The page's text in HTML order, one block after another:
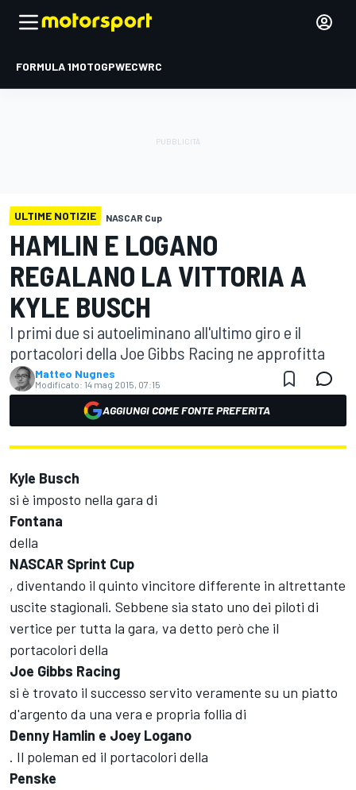
FORMULA 1MOTOGPWECWRC
ULTIME NOTIZIE NASCAR Cup
HAMLIN E LOGANO
REGALANO LA VITTORIA A
KYLE BUSCH
I primi due si autoeliminano all'ultimo giro e il
portacolori della Joe Gibbs Racing ne approfitta
Matteo Nugnes
Modificato: 14 mag 2015, 07:15
AGGIUNGI COME FONTE PREFERITA
Kyle Busch
si è imposto nella gara di
Fontana
della
NASCAR Sprint Cup
, diventando il quinto vincitore differente in altrettante
uscite stagionali. Sebbene sia stato uno dei piloti di
vertice per tutta la gara, va detto però che il
portacolori della
Joe Gibbs Racing
si è trovato il successo servito veramente su un piatto
d'argento da una vera e propria follia di
Denny Hamlin e Joey Logano
. Il poleman ed il portacolori della
Penske